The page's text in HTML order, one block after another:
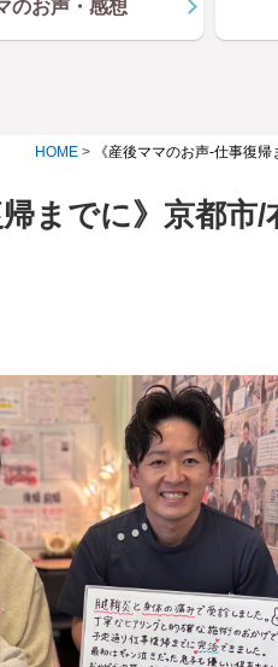
のお声・感想
HOME > 《産後ママのお声-仕事復
までに》京都市